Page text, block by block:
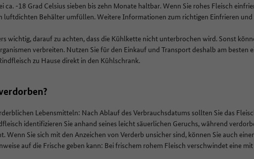
ca. -18 Grad Celsius sieben bis zehn Monate haltbar. Wenn Sie rohes Fleisch
luftdichten Behälter umfüllen. Weitere Informationen zum richtigen Einfrieren
wichtig, darauf zu achten, dass die Kühlkette nicht unterbrochen wird. Sonst
verbreiten. Nutzen Sie für den Einkauf und Transport deshalb am besten
zu Hause direkt in den Kühlschrank.
Lebensmitteln: Nach Ablauf des Verbrauchsdatums sollten Sie das
identifizieren Sie anhand seines leicht säuerlichen Geruchs, während
Wenn Sie sich mit den Anzeichen von Verderb unsicher sind, können Sie auch
auf die Frische geben kann: Bei frischem rohem Fleisch verschwindet eine